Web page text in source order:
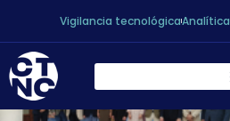
Vigilancia tecnológicaAnalítica